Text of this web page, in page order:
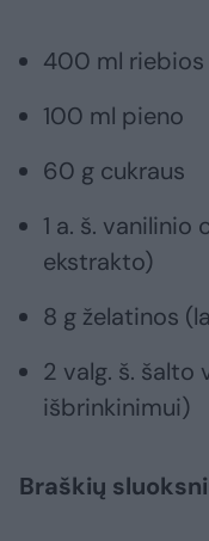
400 ml riebios
100 ml pieno
60 g cukraus
1 a. š. vanilinio
ekstrakto)
8 g želatinos
2 valg. š. šalto
išbrinkinimui)
Braškių